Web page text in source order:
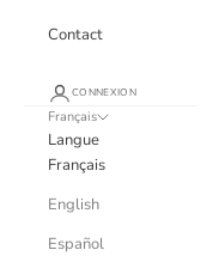
Contact
CONNEXION
Français
Langue
Français
English
Español